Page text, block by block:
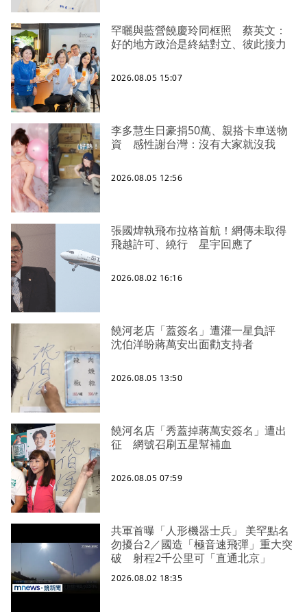
罕曬與藍營饒慶玲同框照 蔡英文：
好的地方政治是終結對立、彼此接力
2026.08.05 15:07
李多慧生日豪捐50萬、親搭卡車送物
資 感性謝台灣：沒有大家就沒我
2026.08.05 12:56
張國煒執飛布拉格首航！網傳未取得
飛越許可、繞行 星宇回應了
2026.08.02 16:16
饒河老店「蓋簽名」遭灌一星負評
沈伯洋盼蔣萬安出面勸支持者
2026.08.05 13:50
饒河名店「秀蓋掉蔣萬安簽名」遭出
征 網號召刷五星幫補血
2026.08.05 07:59
共軍首曝「人形機器士兵」 美罕點名
勿擾台2／國造「極音速飛彈」重大突
破 射程2千公里可「直通北京」
2026.08.02 18:35